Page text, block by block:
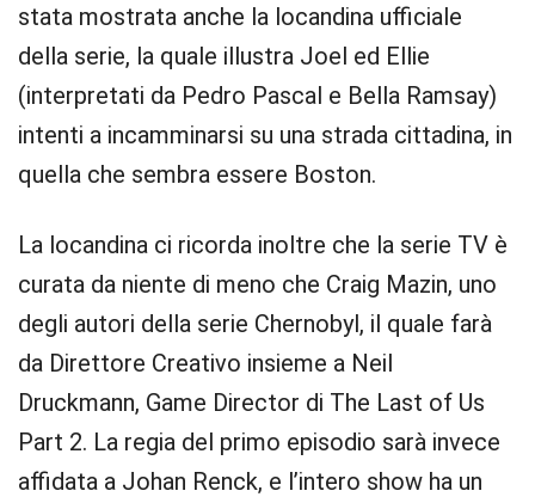
stata mostrata anche la locandina ufficiale
della serie, la quale illustra Joel ed Ellie
(interpretati da Pedro Pascal e Bella Ramsay)
intenti a incamminarsi su una strada cittadina, in
quella che sembra essere Boston.
La locandina ci ricorda inoltre che la serie TV è
curata da niente di meno che Craig Mazin, uno
degli autori della serie Chernobyl, il quale farà
da Direttore Creativo insieme a Neil
Druckmann, Game Director di The Last of Us
Part 2. La regia del primo episodio sarà invece
affidata a Johan Renck, e l’intero show ha un